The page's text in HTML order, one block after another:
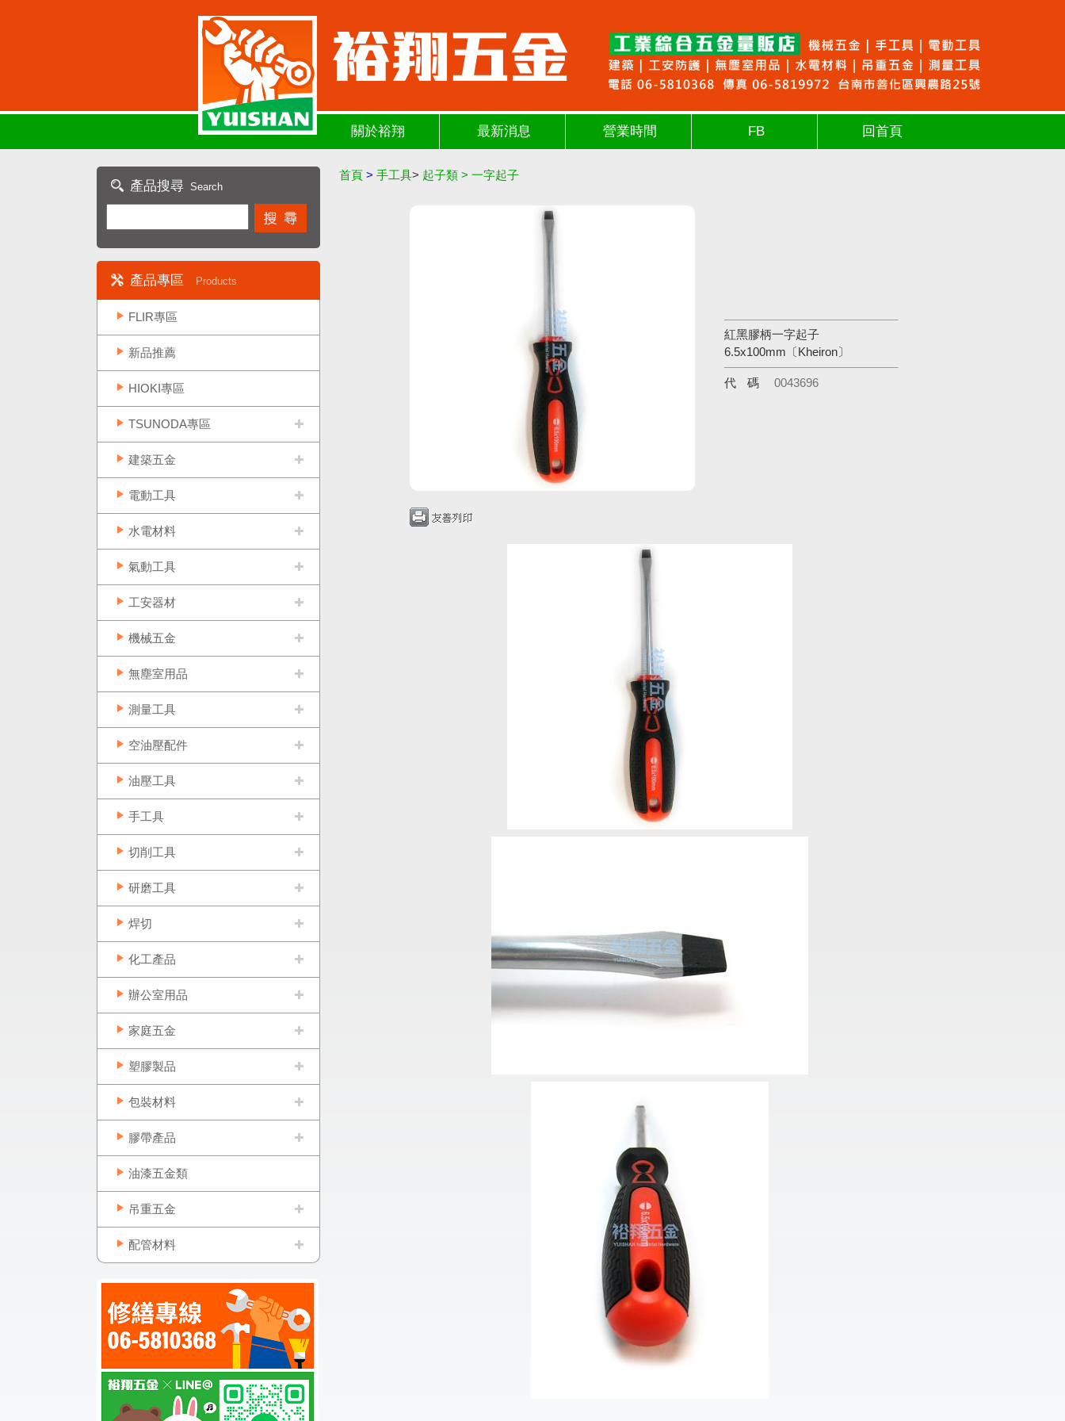
關於裕翔 最新消息 營業時間 FB 回首頁
產品搜尋 Search
產品專區 Products
FLIR專區
新品推薦
HIOKI專區
TSUNODA專區
建築五金
電動工具
水電材料
氣動工具
工安器材
機械五金
無塵室用品
測量工具
空油壓配件
油壓工具
手工具
切削工具
研磨工具
焊切
化工產品
辦公室用品
家庭五金
塑膠製品
包裝材料
膠帶產品
油漆五金類
吊重五金
配管材料
首頁 > 手工具> 起子類 > 一字起子
紅黑膠柄一字起子
6.5x100mm〔Kheiron〕
代碼 0043696